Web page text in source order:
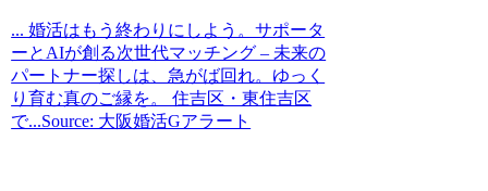
... 婚活はもう終わりにしよう。サポータ
ーとAIが創る次世代マッチング – 未来の
パートナー探しは、急がば回れ。ゆっく
り育む真のご縁を。 住吉区・東住吉区
で...Source: 大阪婚活Gアラート